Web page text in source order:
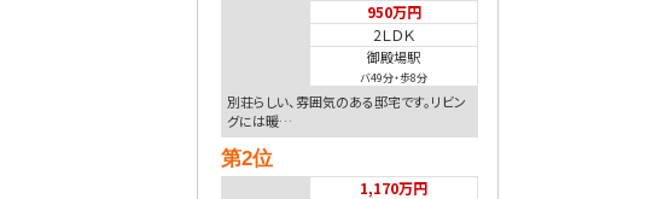
950万円
2ＬＤＫ
御殿場駅
バ49分・歩8分
別荘らしい、雰囲気のある邸宅です。リビン
グには暖…
第2位
1,170万円